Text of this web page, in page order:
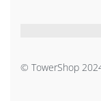
© TowerShop